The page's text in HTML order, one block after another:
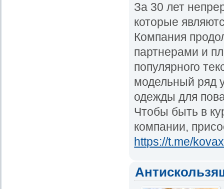
За 30 лет
которые
Компания
партнерами и
популярного
модельный ряд
одежды для
Чтобы быть в
компании,
https://t.me/kovax